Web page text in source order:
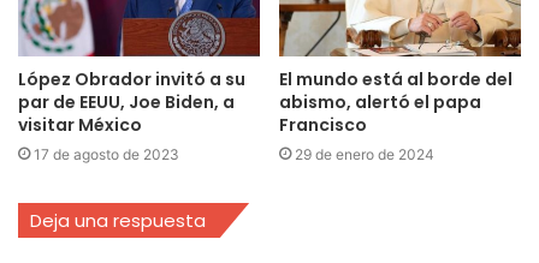
López Obrador invitó a su
par de EEUU, Joe Biden, a
visitar México
17 de agosto de 2023
El mundo está al borde del
abismo, alertó el papa
Francisco
29 de enero de 2024
Deja una respuesta